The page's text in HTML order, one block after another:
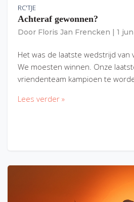
RC'TJE
Achteraf gewonnen?
Door Floris Jan Frencken 1
Het was de laatste wedstrijd van
We moesten winnen. Onze
vriendenteam kampioen te
Lees verder »